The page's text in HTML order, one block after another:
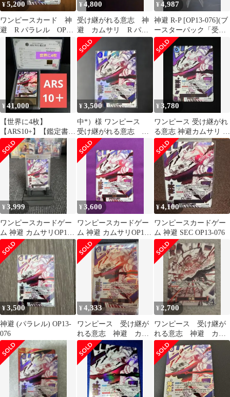
¥5,200
ワンピースカード 神
避 R パラレル OP13-
¥4,800
受け継がれる意志 神
避 カムサリ R パラ
レル OP13-076 ワンピ
ース
¥4,987
神避 R-P [OP13-076](ブ
ースターパック「受け
継がれる意志」)
¥41,000
【世界に4枚】
【ARS10+】【鑑定書付
き】神避 パラレル
PSA10以上
¥3,500
中*）様 ワンピース
受け継がれる意志 神
避 カムサリ R パラ
レル OP13-
¥3,780
ワンピース 受け継がれ
る意志 神避カムサリ R
パラレル OP13-076
¥3,999
ワンピースカードゲー
ム 神避 カムサリOP13-
076 1枚
¥3,600
ワンピースカードゲー
ム 神避 カムサリOP13-
076
¥4,100
ワンピースカードゲー
ム 神避 SEC OP13-076
¥3,500
神避 (パラレル) OP13-
076
¥4,333
ワンピース 受け継が
れる意志 神避 カム
サリ R パラレル
OP13-076
¥ 2,700
ワンピース 受け継が
れる意志 神避 カム
サリ R パラレル
OP13-076